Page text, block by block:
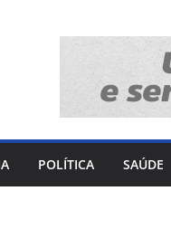
POLÍTICA SAÚDE